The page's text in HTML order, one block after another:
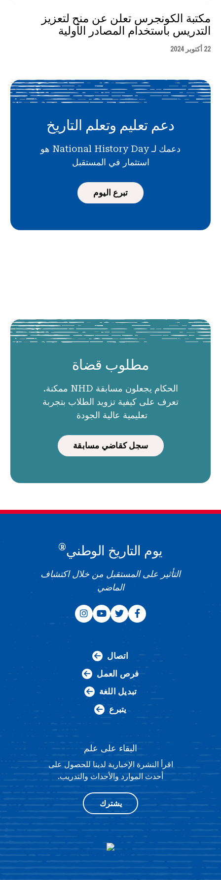
مكتبة الكونجرس تعلن عن منح لتعزيز
التدريس باستخدام المصادر الأولية
22 أكتوبر 2024
دعم تعليم وتعلم التاريخ
دعمك لـ National History Day هو
استثمار في المستقبل
تبرع اليوم
مطلوب قضاة
الحكام يجعلون مسابقة NHD ممكنة.
تعرف على كيفية تزويد الطلاب بتجربة
تعليمية عالية الجودة
سجل كقاضي مسابقة
يوم التاريخ الوطني®
التأثير على المستقبل من خلال اكتشاف
الماضي
اتصال
فرص العمل
تبديل اللغة
يتبرع
البقاء على علم
اقرأ النشرة الإخبارية لدينا للحصول على
أحدث الموارد والأحداث والتدريب.
يشترك